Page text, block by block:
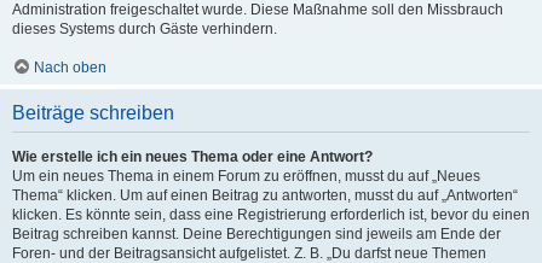
Administration freigeschaltet wurde. Diese Maßnahme soll den Missbrauch
dieses Systems durch Gäste verhindern.
Nach oben
Beiträge schreiben
Wie erstelle ich ein neues Thema oder eine Antwort?
Um ein neues Thema in einem Forum zu eröffnen, musst du auf „Neues
Thema“ klicken. Um auf einen Beitrag zu antworten, musst du auf „Antworten“
klicken. Es könnte sein, dass eine Registrierung erforderlich ist, bevor du einen
Beitrag schreiben kannst. Deine Berechtigungen sind jeweils am Ende der
Foren- und der Beitragsansicht aufgelistet. Z. B. „Du darfst neue Themen